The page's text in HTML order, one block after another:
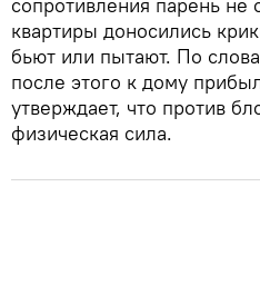
квартиры доносились
бьют или пытают. По
после этого к дому
утверждает, что против
физическая сила.